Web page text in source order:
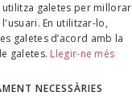
galetes per millorar
En utilitzar-lo,
galetes d’acord amb la
galetes. Llegir-ne més
NECESSÀRIES